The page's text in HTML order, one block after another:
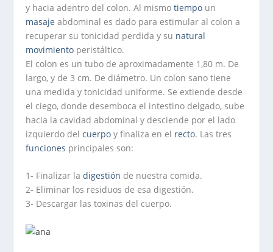
y hacia adentro del colon. Al mismotiempo un
masaje abdominal es dado para estimular al colon a
recuperar su tonicidad perdida y su natural
movimiento peristáltico.
El colon es un tubo de aproximadamente 1,80 m. De
largo, y de 3 cm. De diámetro. Un colon sano tiene
una medida y tonicidad uniforme. Se extiende desde
el ciego, donde desemboca el intestino delgado, sube
hacia la cavidad abdominal y desciende por el lado
izquierdo delcuerpo y finaliza en el recto. Las tres
funciones principales son:
1- Finalizar ladigestión de nuestra comida.
2- Eliminar los residuos de esa digestión.
3- Descargar las toxinas del cuerpo.